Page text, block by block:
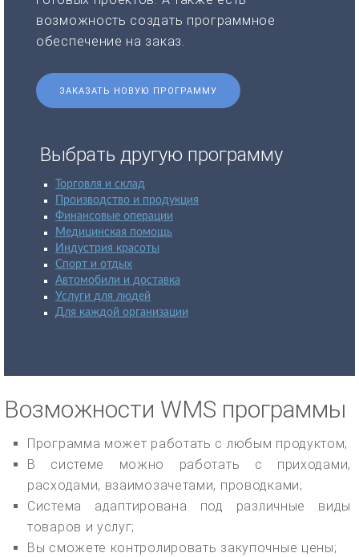
возможность создать программное
обеспечение на заказ.
ЗАКАЗАТЬ НОВУЮ ПРОГРАММУ
Выбрать другую программу
Торговля и склад
Производство и продукция
Финансовые операции
Медицинская помощь
Индустрия красоты
Спорт и отдых
Автомобили и доставка
Услуги для людей
Для каждой организации
Возможности WMS программы
Программа может работать с любым продуктом;
В системе можно работать с приходами,
расходами, взаимозачетами, проводками;
Система адаптирована под различные виды
товаров и услуг;
Вы сможете контролировать закупочные цены;